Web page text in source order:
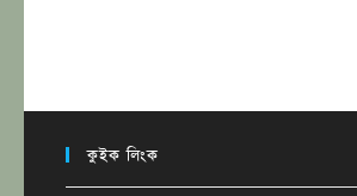
কুইক লিংক